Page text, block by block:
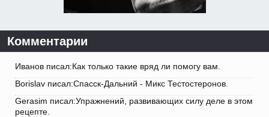
Комментарии
Иванов писал:Как только такие вряд ли помогу вам.
Borislav писал:Спасск-Дальний - Микс Тестостеронов.
Gerasim писал:Упражнений, развивающих силу деле в этом
рецепте.